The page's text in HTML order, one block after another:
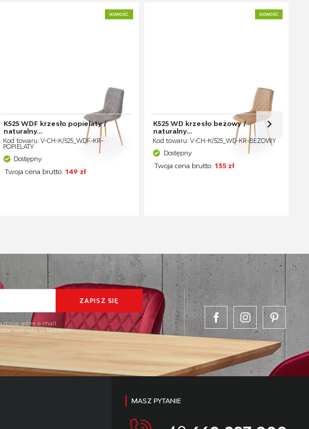
NOWOŚĆ
K525 WDF krzesło popielaty /
naturalny...
Kod towaru: V-CH-K/525_WDF-KR-
POPIELATY
Dostępny
Twoja cena brutto: 149 zł
NOWOŚĆ
K525 WD krzesło beżowy /
naturalny...
Kod towaru: V-CH-K/525_WD-KR-BEŻOWY
Dostępny
Twoja cena brutto:135 zł
mnie adres e-mail
cofnięta w każdym
MASZ PYTANIE